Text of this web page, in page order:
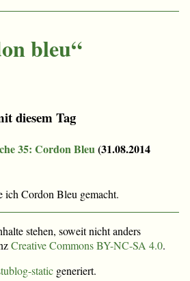
bleu“
diesem Tag
35: Cordon Bleu(31.08.2014
ich Cordon Bleu gemacht.
stehen, soweit nicht anders
Creative Commons BY-NC-SA 4.0.
static generiert.